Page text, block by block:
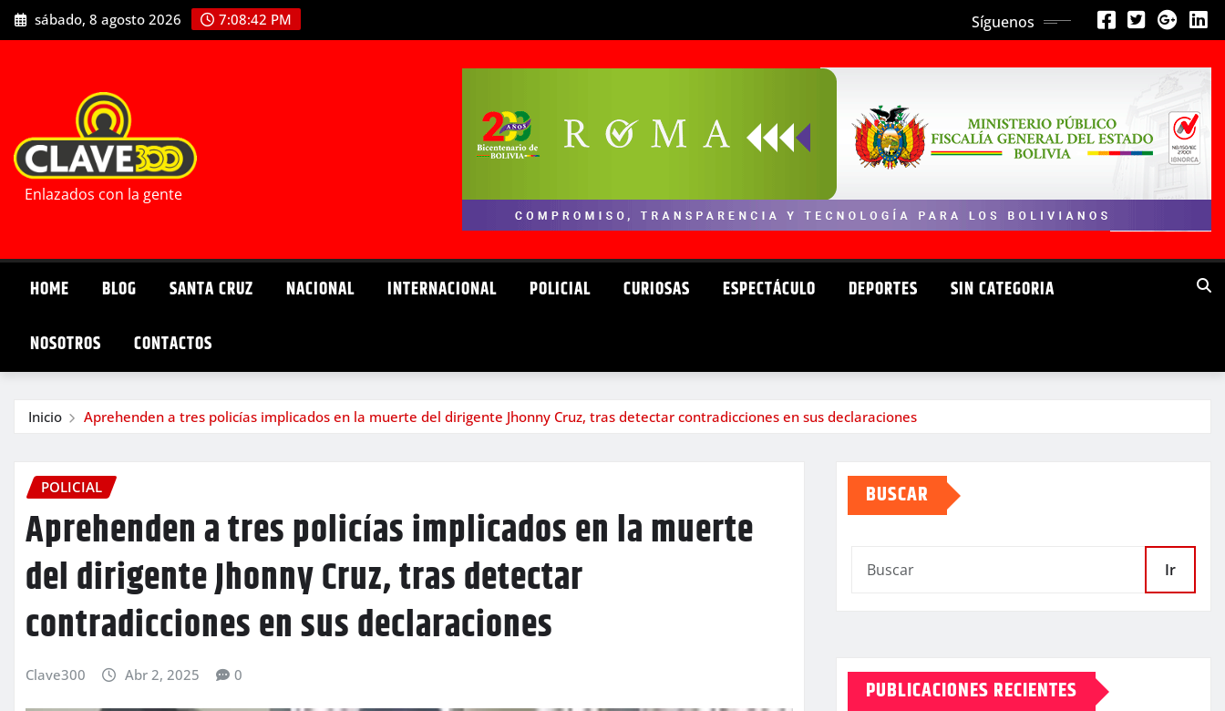
Saltar
al
sábado, 8 agosto 2026 7:08:43 PM Síguenos
Enlazados con la gente
HOME BLOG SANTA CRUZ NACIONAL INTERNACIONAL POLICIAL CURIOSAS ESPECTÁCULO DEPORTES SIN CATEGORIA
NOSOTROS CONTACTOS
Inicio Aprehenden a tres policías implicados en la muerte del dirigente Jhonny Cruz, tras detectar contradicciones en sus declaraciones
POLICIAL
Aprehenden a tres policías implicados en la muerte
del dirigente Jhonny Cruz, tras detectar
contradicciones en sus declaraciones
Clave300 Abr 2, 2025 0
BUSCAR
Ir
PUBLICACIONES RECIENTES